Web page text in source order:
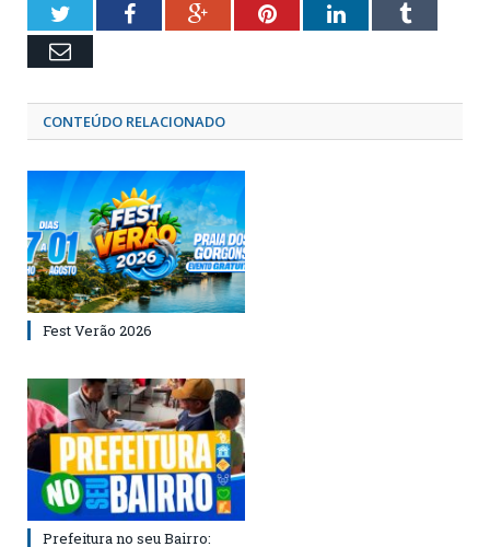
TwitterFacebookGoogle+PinterestLinkedInTumblr
Email
CONTEÚDO RELACIONADO
Fest Verão 2026
Prefeitura no seu Bairro: